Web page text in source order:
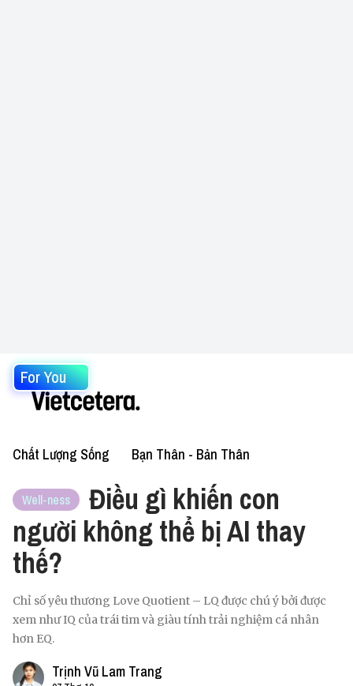
For You
Chất Lượng Sống Bạn Thân - Bản Thân
Well-ness
Điều gì khiến con
người không thể bị AI thay
thế?
Chỉ số yêu thương Love Quotient – LQ được chú ý bởi được
xem như IQ của trái tim và giàu tính trải nghiệm cá nhân
hơn EQ.
Trịnh Vũ Lam Trang